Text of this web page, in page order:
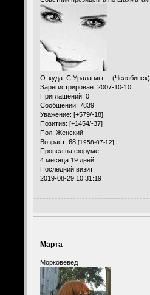
Откуда: С Урала мы.... (Челябинск)
Зарегистрирован: 2007-10-10
Приглашений: 0
Сообщений: 7839
Уважение: [+579/-18]
Позитив: [+1454/-37]
Пол: Женский
Возраст: 68 [1958-07-12]
Провел на форуме:
4 месяца 19 дней
Последний визит:
2019-08-29 10:31:19
Марта
Морковевед